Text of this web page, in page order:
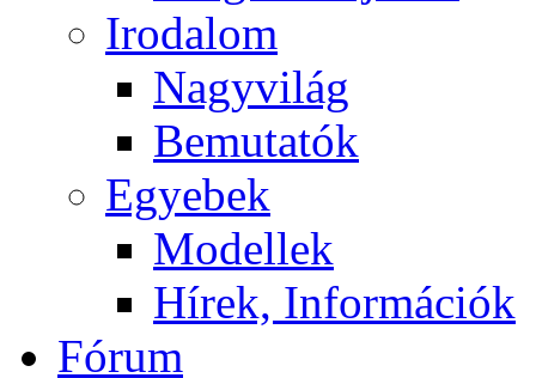
Irodalom
Nagyvilág
Bemutatók
Egyebek
Modellek
Hírek, Információk
Fórum